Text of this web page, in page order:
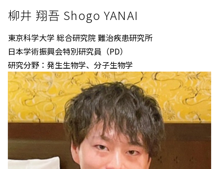
柳井 翔吾 Shogo YANAI
東京科学大学 総合研究院 難治疾患研究所
日本学術振興会特別研究員（PD）
研究分野：発生生物学、分子生物学